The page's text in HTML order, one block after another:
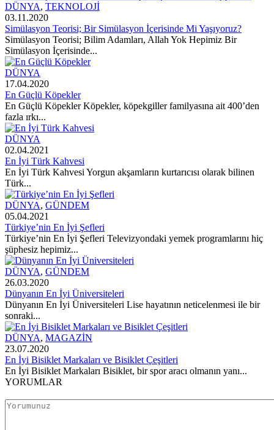
DÜNYA, TEKNOLOJİ
03.11.2020
Simülasyon Teorisi; Bir Simülasyon İçerisinde Mi Yaşıyoruz?
Simülasyon Teorisi; Bilim Adamları, Allah Yok Hepimiz Bir
Simülasyon İçerisinde...
DÜNYA
17.04.2020
En Güçlü Köpekler
En Güçlü Köpekler Köpekler, köpekgiller familyasına ait 400’den
fazla ırkı...
DÜNYA
02.04.2021
En İyi Türk Kahvesi
En İyi Türk Kahvesi Yorgun akşamların kurtarıcısı olarak bilinen
Türk...
DÜNYA, GÜNDEM
05.04.2021
Türkiye’nin En İyi Şefleri
Türkiye’nin En İyi Şefleri Televizyondaki yemek programlarını hiç
şüphesiz hepimiz...
DÜNYA, GÜNDEM
26.03.2020
Dünyanın En İyi Üniversiteleri
Dünyanın En İyi Üniversiteleri Lise hayatının neticelenmesi ile bir
sonraki...
DÜNYA, MAGAZİN
23.07.2020
En İyi Bisiklet Markaları ve Bisiklet Çeşitleri
En İyi Bisiklet Markaları Bisiklet, bir spor aracı olmanın yanı...
YORUMLAR